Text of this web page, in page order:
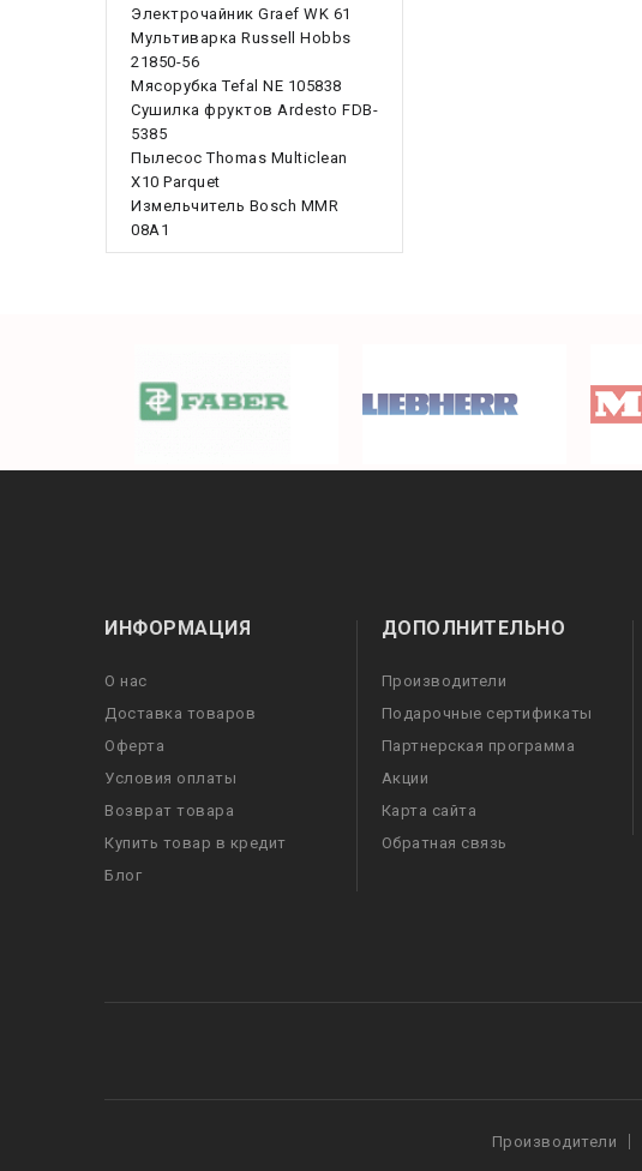
Электрочайник Graef WK 61
Мультиварка Russell Hobbs
21850-56
Мясорубка Tefal NE 105838
Сушилка фруктов Ardesto FDB-
5385
Пылесос Thomas Multiclean
X10 Parquet
Измельчитель Bosch MMR
08A1
ИНФОРМАЦИЯ
О нас
Доставка товаров
Оферта
Условия оплаты
Возврат товара
Купить товар в кредит
Блог
ДОПОЛНИТЕЛЬНО
Производители
Подарочные сертификаты
Партнерская программа
Акции
Карта сайта
Обратная связь
Производители